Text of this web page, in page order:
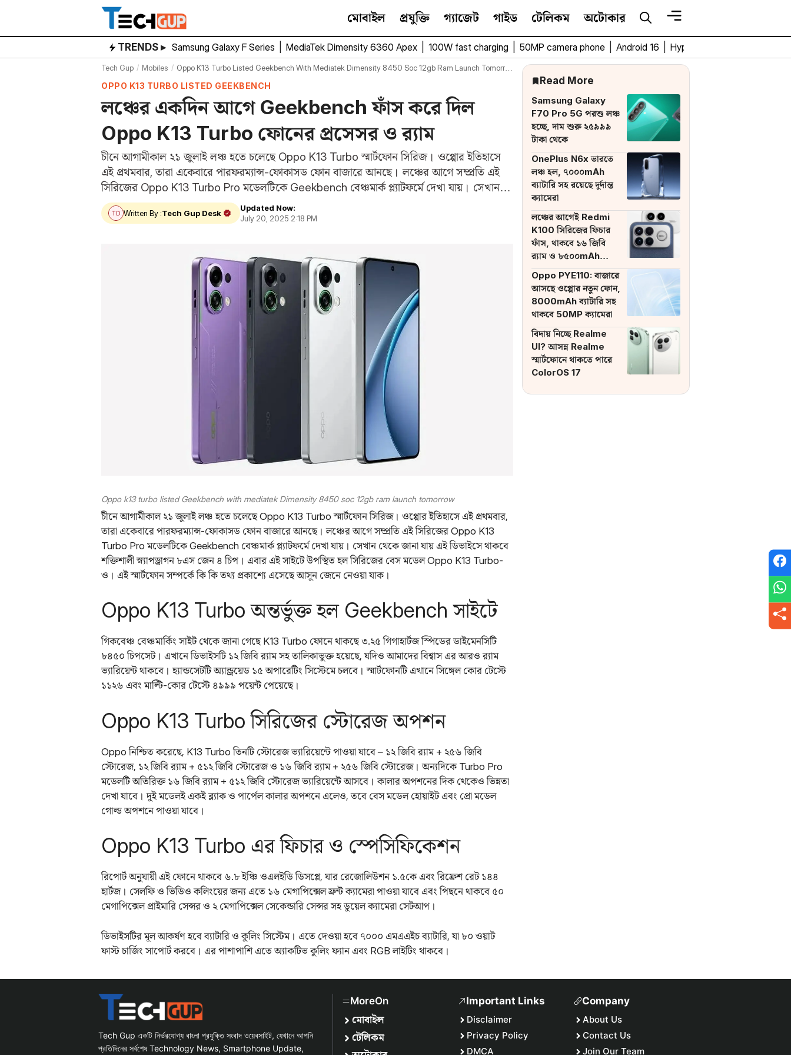
content
মোবাইল প্রযুক্তি গ্যাজেট গাইড টেলিকম অটোকার
TRENDS ▸ Samsung Galaxy F Series MediaTek Dimensity 6360 Apex 100W fast charging 50MP camera phone Android 16 HyperOS 3
Tech Gup Mobiles Oppo K13 Turbo Listed Geekbench With Mediatek Dimensity 8450 Soc 12gb Ram Launch Tomorrow
OPPO K13 TURBO LISTED GEEKBENCH
লঞ্চের একদিন আগে Geekbench ফাঁস করে দিল
Oppo K13 Turbo ফোনের প্রসেসর ও র‌্যাম
চীনে আগামীকাল ২১ জুলাই লঞ্চ হতে চলেছে Oppo K13 Turbo স্মার্টফোন সিরিজ। ওপ্পোর ইতিহাসে
এই প্রথমবার, তারা একেবারে পারফরম্যান্স-ফোকাসড ফোন বাজারে আনছে। লঞ্চের আগে সম্প্রতি এই
সিরিজের Oppo K13 Turbo Pro মডেলটিকে Geekbench বেঞ্চমার্ক প্ল্যাটফর্মে দেখা যায়। সেখান
থেকে জানা…
Written By :Tech Gup Desk
Updated Now:
July 20, 2025 2:18 PM
Oppo k13 turbo listed Geekbench with mediatek Dimensity 8450 soc 12gb ram launch tomorrow
চীনে আগামীকাল ২১ জুলাই লঞ্চ হতে চলেছে Oppo K13 Turbo স্মার্টফোন সিরিজ। ওপ্পোর ইতিহাসে এই প্রথমবার,
তারা একেবারে পারফরম্যান্স-ফোকাসড ফোন বাজারে আনছে। লঞ্চের আগে সম্প্রতি এই সিরিজের Oppo K13
Turbo Pro মডেলটিকে Geekbench বেঞ্চমার্ক প্ল্যাটফর্মে দেখা যায়। সেখান থেকে জানা যায় এই ডিভাইসে থাকবে
শক্তিশালী স্ন্যাপড্রাগন ৮এস জেন ৪ চিপ। এবার এই সাইটে উপস্থিত হল সিরিজের বেস মডেল Oppo K13 Turbo-
ও। এই স্মার্টফোন সম্পর্কে কি কি তথ্য প্রকাশ্যে এসেছে আসুন জেনে নেওয়া যাক।
Oppo K13 Turbo অন্তর্ভুক্ত হল Geekbench সাইটে
গিকবেঞ্চ বেঞ্চমার্কিং সাইট থেকে জানা গেছে K13 Turbo ফোনে থাকছে ৩.২৫ গিগাহার্টজ স্পিডের ডাইমেনসিটি
৮৪৫০ চিপসেট। এখানে ডিভাইসটি ১২ জিবি র‌্যাম সহ তালিকাভুক্ত হয়েছে, যদিও আমাদের বিশ্বাস এর আরও র‌্যাম
ভ্যারিয়েন্ট থাকবে। হ্যান্ডসেটটি অ্যান্ড্রয়েড ১৫ অপারেটিং সিস্টেমে চলবে। স্মার্টফোনটি এখানে সিঙ্গেল কোর টেস্টে
১১২৬ এবং মাল্টি-কোর টেস্টে ৪৯৯৯ পয়েন্ট পেয়েছে।
Oppo K13 Turbo সিরিজের স্টোরেজ অপশন
Oppo নিশ্চিত করেছে, K13 Turbo তিনটি স্টোরেজ ভ্যারিয়েন্টে পাওয়া যাবে – ১২ জিবি র‌্যাম + ২৫৬ জিবি
স্টোরেজ, ১২ জিবি র‌্যাম + ৫১২ জিবি স্টোরেজ ও ১৬ জিবি র‌্যাম + ২৫৬ জিবি স্টোরেজ। অন্যদিকে Turbo Pro
মডেলটি অতিরিক্ত ১৬ জিবি র‌্যাম + ৫১২ জিবি স্টোরেজ ভ্যারিয়েন্টে আসবে। কালার অপশনের দিক থেকেও ভিন্নতা
দেখা যাবে। দুই মডেলই একই ব্ল্যাক ও পার্পেল কালার অপশনে এলেও, তবে বেস মডেল হোয়াইট এবং প্রো মডেল
গোল্ড অপশনে পাওয়া যাবে।
Oppo K13 Turbo এর ফিচার ও স্পেসিফিকেশন
রিপোর্ট অনুযায়ী এই ফোনে থাকবে ৬.৮ ইঞ্চি ওএলইডি ডিসপ্লে, যার রেজোলিউশন ১.৫কে এবং রিফ্রেশ রেট ১৪৪
হার্টজ। সেলফি ও ভিডিও কলিংয়ের জন্য এতে ১৬ মেগাপিক্সেল ফ্রন্ট ক্যামেরা পাওয়া যাবে এবং পিছনে থাকবে ৫০
মেগাপিক্সেল প্রাইমারি সেন্সর ও ২ মেগাপিক্সেল সেকেন্ডারি সেন্সর সহ ডুয়েল ক্যামেরা সেটআপ।
ডিভাইসটির মূল আকর্ষণ হবে ব্যাটারি ও কুলিং সিস্টেম। এতে দেওয়া হবে ৭০০০ এমএএইচ ব্যাটারি, যা ৮০ ওয়াট
ফাস্ট চার্জিং সাপোর্ট করবে। এর পাশাপাশি এতে অ্যাকটিভ কুলিং ফ্যান এবং RGB লাইটিং থাকবে।
Read More
Samsung Galaxy
F70 Pro 5G পরশু লঞ্চ
হচ্ছে, দাম শুরু ২৫৯৯৯
টাকা থেকে
OnePlus N6x ভারতে
লঞ্চ হল, ৭০০০mAh
ব্যাটারি সহ রয়েছে দুর্দান্ত
ক্যামেরা
লঞ্চের আগেই Redmi
K100 সিরিজের ফিচার
ফাঁস, থাকবে ১৬ জিবি
র‌্যাম ও ৮৫০০mAh
ব্যাটারি
Oppo PYE110: বাজারে
আসছে ওপ্পোর নতুন ফোন,
8000mAh ব্যাটারি সহ
থাকবে 50MP ক্যামেরা
বিদায় নিচ্ছে Realme
UI? আসন্ন Realme
স্মার্টফোনে থাকতে পারে
ColorOS 17
Tech Gup একটি নির্ভরযোগ্য বাংলা প্রযুক্তি সংবাদ ওয়েবসাইট, যেখানে আপনি
প্রতিদিনের সর্বশেষ Technology News, Smartphone Update,
MoreOn
মোবাইল
টেলিকম
Important Links
Disclaimer
Privacy Policy
DMCA
Company
About Us
Contact Us
Join Our Team